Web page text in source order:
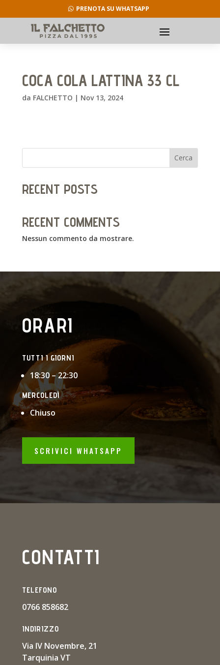
PRENOTA SU WHATSAPP
COCA COLA LATTINA 33 CL
da FALCHETTO | Nov 13, 2024
Cerca
RECENT POSTS
RECENT COMMENTS
Nessun commento da mostrare.
ORARI
TUTTI I GIORNI
18:30 – 22:30
MERCOLEDÌ
Chiuso
SCRIVICI WHATSAPP
CONTATTI
TELEFONO
0766 858682
INDIRIZZO
Via IV Novembre, 21
Tarquinia VT